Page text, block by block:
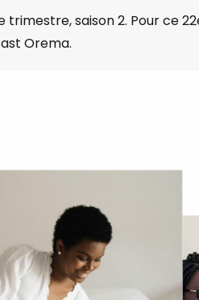
saison 2. Pour ce
Orema.